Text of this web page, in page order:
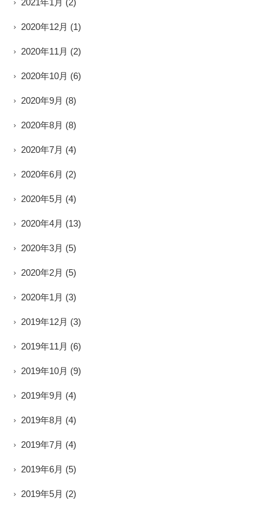
2021年1月 (2)
2020年12月 (1)
2020年11月 (2)
2020年10月 (6)
2020年9月 (8)
2020年8月 (8)
2020年7月 (4)
2020年6月 (2)
2020年5月 (4)
2020年4月 (13)
2020年3月 (5)
2020年2月 (5)
2020年1月 (3)
2019年12月 (3)
2019年11月 (6)
2019年10月 (9)
2019年9月 (4)
2019年8月 (4)
2019年7月 (4)
2019年6月 (5)
2019年5月 (2)